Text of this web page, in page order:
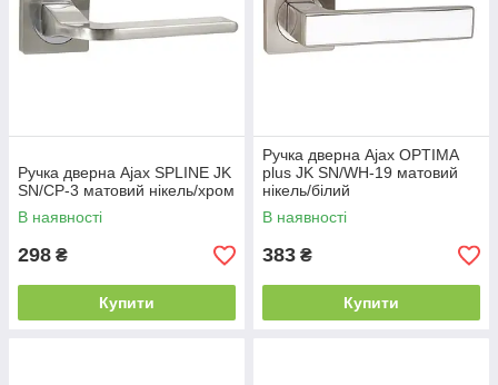
Ручка дверна Ajax SPLINE JK
SN/CP-3 матовий нікель/хром
В наявності
298 ₴
Купити
Ручка дверна Ajax OPTIMA
plus JK SN/WH-19 матовий
нікель/білий
В наявності
383 ₴
Купити